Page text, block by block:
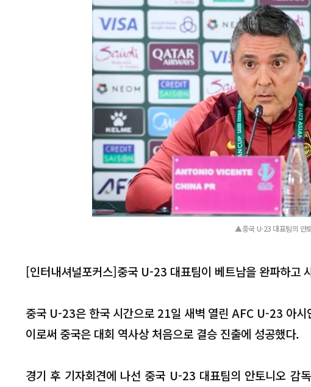
▲중국 U-23 대표팀의 안
[인터내셔널포커스]중국 U-23 대표팀이 베트남을 완파하고
중국 U-23은 한국 시간으로 21일 새벽 열린 AFC U-23 아
이로써 중국은 대회 역사상 처음으로 결승 진출에 성공했다.
경기 후 기자회견에 나선 중국 U-23 대표팀의 안토니오 감